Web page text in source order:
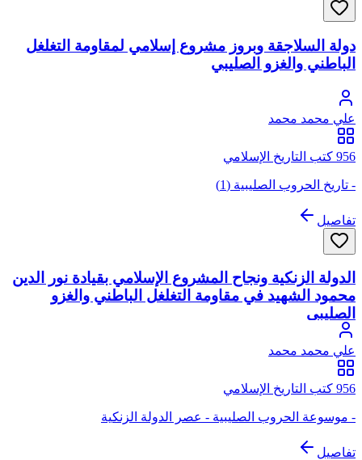
دولة السلاجقة وبروز مشروع إسلامي لمقاومة التغلغل
الباطني والغزو الصليبي
علي محمد محمد
956 كتب التاريخ الإسلامي
- تاريخ الحروب الصليبية (1)
تفاصيل
الدولة الزنكية ونجاح المشروع الإسلامي بقيادة نور الدين
محمود الشهيد في مقاومة التغلغل الباطني والغزو
الصليبي
علي محمد محمد
956 كتب التاريخ الإسلامي
- موسوعة الحروب الصليبية - عصر الدولة الزنكية
تفاصيل